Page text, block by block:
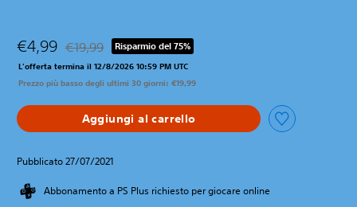
€4,99 Scontato dal prezzo originale di €19,99
€19,99 Risparmio del 75%
L'offerta termina il 12/8/2026 10:59 PM UTC
Prezzo più basso degli ultimi 30 giorni: €19,99
Aggiungi al carrello
Pubblicato 27/07/2021
Abbonamento a PS Plus richiesto per giocare online